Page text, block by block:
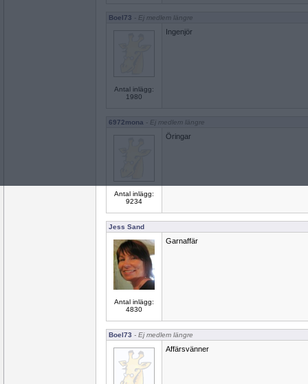
Boel73 - Ej medlem längre
Antal inlägg:
1980
Ingenjör
6972mona - Ej medlem längre
Antal inlägg:
9234
Öringar
Jess Sand
Antal inlägg:
4830
Garnaffär
Boel73 - Ej medlem längre
Affärsvänner